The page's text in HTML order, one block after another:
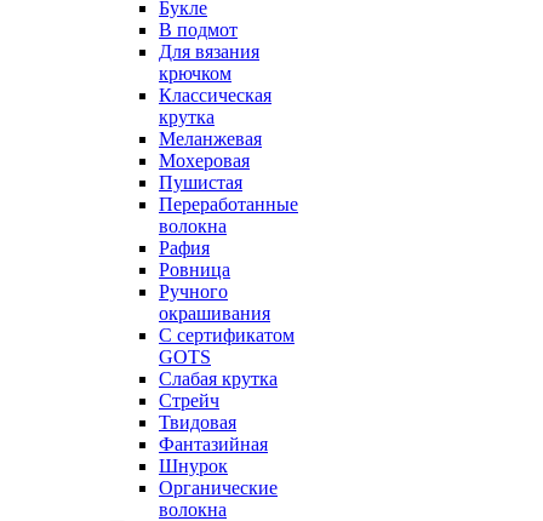
Букле
В подмот
Для вязания
крючком
Классическая
крутка
Меланжевая
Мохеровая
Пушистая
Переработанные
волокна
Рафия
Ровница
Ручного
окрашивания
С сертификатом
GOTS
Слабая крутка
Стрейч
Твидовая
Фантазийная
Шнурок
Органические
волокна